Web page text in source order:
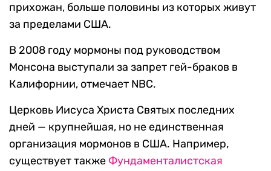
прихожан, больше половины из которых живут
за пределами США.
В 2008 году мормоны под руководством
Монсона выступали за запрет гей-браков в
Калифорнии, отмечает NBC.
Церковь Иисуса Христа Святых последних
дней — крупнейшая, но не единственная
организация мормонов в США. Например,
существует также Фундаменталистская